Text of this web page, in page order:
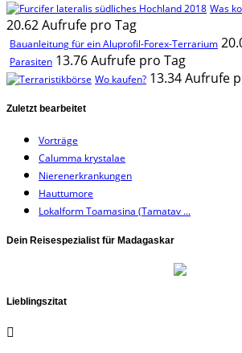
Was
20.62 Aufrufe pro Tag
Bauanleitung für ein Aluprofil-Forex-Terrarium
Parasiten 13.76 Aufrufe pro Tag
Wo kaufen? 13.34 Aufrufe
Zuletzt bearbeitet
Vorträge
Calumma krystalae
Nierenerkrankungen
Hauttumore
Lokalform Toamasina (Tamatav ...
Dein Reisespezialist für Madagaskar
Lieblingszitat